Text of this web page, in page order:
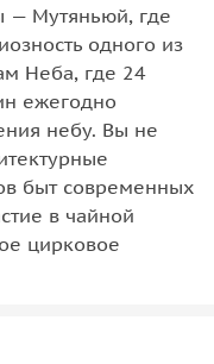
— Мутяньюй, где
одного из
Неба, где 24
ежегодно
небу. Вы не
быт современных
в чайной
цирковое